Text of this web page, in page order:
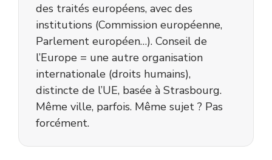
des traités européens, avec des
institutions (Commission européenne,
Parlement européen…). Conseil de
l’Europe = une autre organisation
internationale (droits humains),
distincte de l’UE, basée à Strasbourg.
Même ville, parfois. Même sujet ? Pas
forcément.